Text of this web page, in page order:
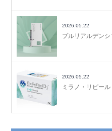
2026.05.22
プルリアルデン
2026.05.22
ミラノ・リピー